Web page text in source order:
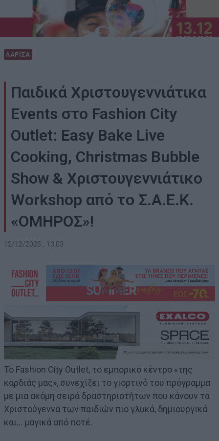
ΛΑΡΙΣΑ
Παιδικά Χριστουγεννιάτικα
Events στο Fashion City
Outlet: Easy Bake Live
Cooking, Christmas Bubble
Show & Χριστουγεννιάτικο
Workshop από το Σ.Α.Ε.Κ.
«ΟΜΗΡΟΣ»!
12/12/2025 , 13:03
Το Fashion City Outlet, το εμπορικό κέντρο «της
καρδιάς μας», συνεχίζει το γιορτινό του πρόγραμμα
με μια ακόμη σειρά δραστηριοτήτων που κάνουν τα
Χριστούγεννα των παιδιών πιο γλυκά, δημιουργικά
και… μαγικά από ποτέ.